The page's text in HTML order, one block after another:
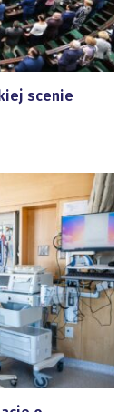
scenie